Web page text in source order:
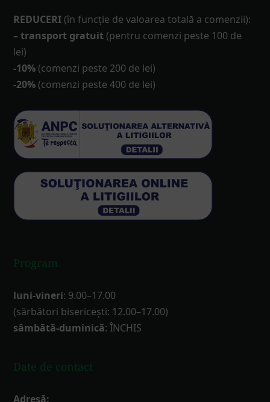
REDUCERI (în funcţie de valoarea totală a comenzii):
– transport gratuit (pentru comenzi peste 100 de
lei)
-10% (comenzi peste 200 de lei)
-20% (comenzi peste 400 de lei)
Program
luni-vineri: 9.00–17.00
(sărbători bisericești: 12.00–17.00)
sâmbătă-duminică: ÎNCHIS
Date de contact
Adresă: